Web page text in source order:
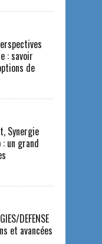
: savoir
de
Synergie
un grand
DEFENSE
et avancées